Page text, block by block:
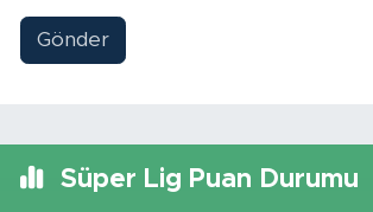
Gönder
Süper Lig Puan Durumu